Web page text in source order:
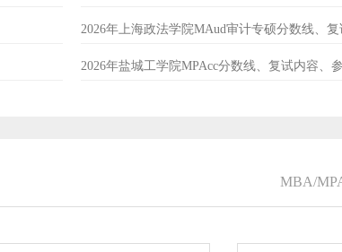
2026年上海政法学院MAud审计专硕分数线、
2026年盐城工学院MPAcc分数线、复试内容、
MBA/